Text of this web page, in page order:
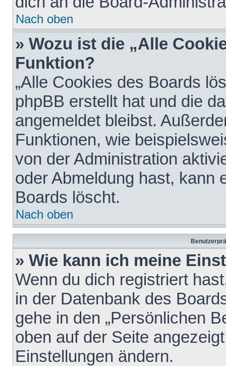
Nach oben
» Wozu ist die „Alle
Funktion?
„Alle Cookies des Boards
phpBB erstellt hat und die
angemeldet bleibst.
Funktionen, wie
von der Administration
oder Abmeldung hast, kann
Boards löscht.
Nach oben
» Wie kann ich meine
Wenn du dich registriert
in der Datenbank des
gehe in den „Persönlichen
oben auf der Seite
Einstellungen ändern.